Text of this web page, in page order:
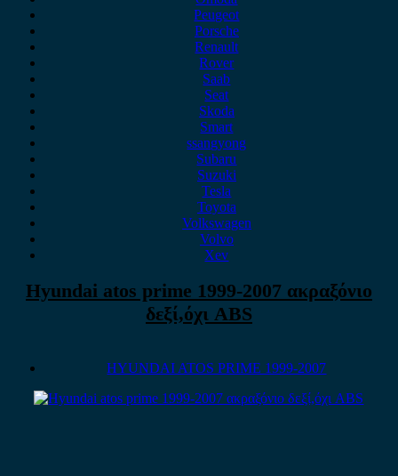
Peugeot
Porsche
Renault
Rover
Saab
Seat
Skoda
Smart
ssangyong
Subaru
Suzuki
Tesla
Toyota
Volkswagen
Volvo
Xev
Hyundai atos prime 1999-2007 ακραξόνιο
δεξί,όχι ABS
HYUNDAI ATOS PRIME 1999-2007